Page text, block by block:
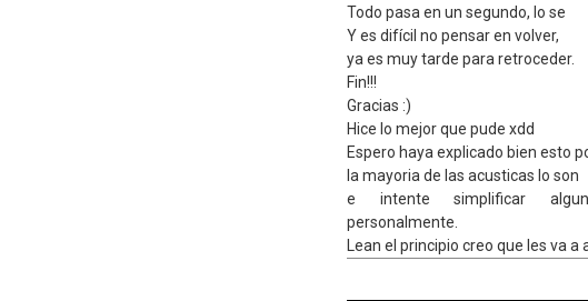
Todo pasa en un segundo, lo se
Y es difícil no pensar en volver,
ya es muy tarde para retroceder.
Fin!!!
Gracias :)
Hice lo mejor que pude xdd
Espero haya explicado bien esto
la mayoria de las acusticas lo son
e intente simplificar
personalmente.
Lean el principio creo que les va a